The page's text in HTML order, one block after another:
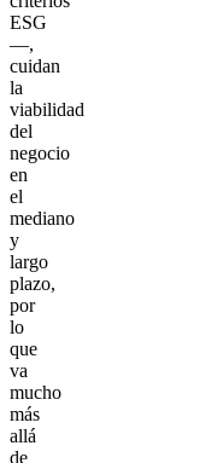
ESG
—,
cuidan
la
viabilidad
del
negocio
en
el
mediano
y
largo
plazo,
por
lo
que
va
mucho
más
allá
de